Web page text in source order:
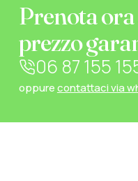
Prenota
prezzo
06 87 155
oppurecontattaci via